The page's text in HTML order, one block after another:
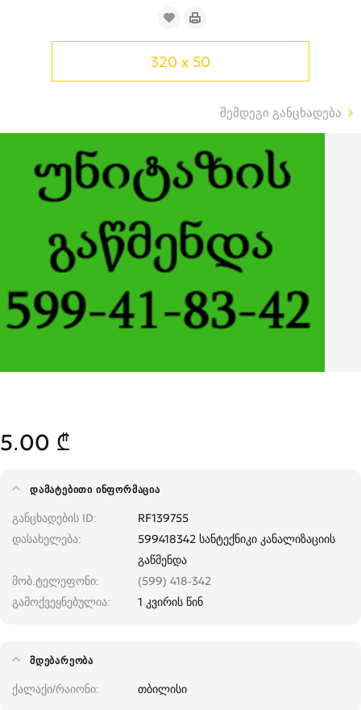
320 x 50
შემდეგი განცხადება
5.00 ₾
ᲓᲐᲛᲐᲢᲔᲑᲘᲗᲘ ᲘᲜᲤᲝᲠᲛᲐᲪᲘᲐ
განცხადების ID
RF139755
დასახელება
599418342 სანტექნიკი კანალიზაციის
გაწმენდა
მობ.ტელეფონი
(599) 418-342
გამოქვეყნებულია
1 კვირის წინ
ᲛᲓᲔᲑᲐᲠᲔᲝᲑᲐ
ქალაქი/რაიონი თბილისი